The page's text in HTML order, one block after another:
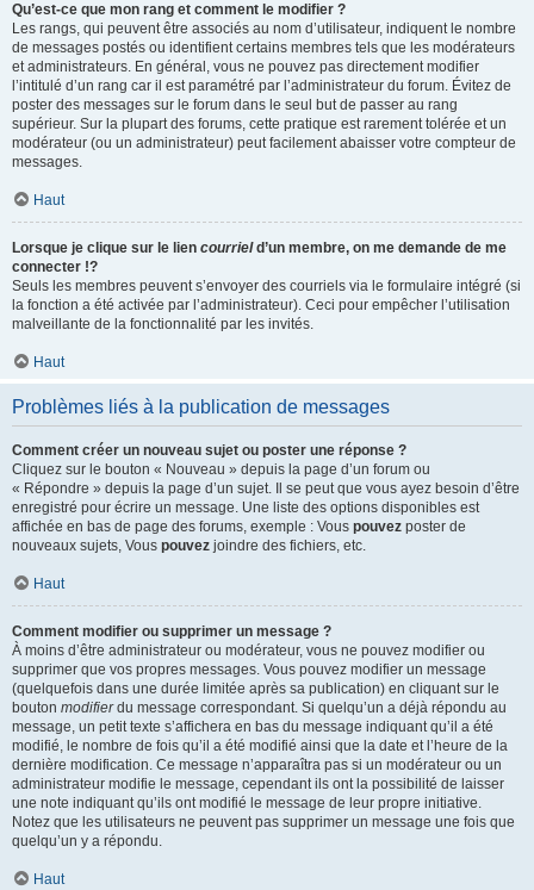
Qu’est-ce que mon rang et comment le modifier ?
Les rangs, qui peuvent être associés au nom d’utilisateur, indiquent le nombre
de messages postés ou identifient certains membres tels que les modérateurs
et administrateurs. En général, vous ne pouvez pas directement modifier
l’intitulé d’un rang car il est paramétré par l’administrateur du forum. Évitez de
poster des messages sur le forum dans le seul but de passer au rang
supérieur. Sur la plupart des forums, cette pratique est rarement tolérée et un
modérateur (ou un administrateur) peut facilement abaisser votre compteur de
messages.
Haut
Lorsque je clique sur le lien courrield’un membre, on me demande de me
connecter !?
Seuls les membres peuvent s’envoyer des courriels via le formulaire intégré (si
la fonction a été activée par l’administrateur). Ceci pour empêcher l’utilisation
malveillante de la fonctionnalité par les invités.
Haut
Problèmes liés à la publication de messages
Comment créer un nouveau sujet ou poster une réponse ?
Cliquez sur le bouton « Nouveau » depuis la page d’un forum ou
« Répondre » depuis la page d’un sujet. Il se peut que vous ayez besoin d’être
enregistré pour écrire un message. Une liste des options disponibles est
affichée en bas de page des forums, exemple : Vous pouvez poster de
nouveaux sujets, Vous pouvez joindre des fichiers, etc.
Haut
Comment modifier ou supprimer un message ?
À moins d’être administrateur ou modérateur, vous ne pouvez modifier ou
supprimer que vos propres messages. Vous pouvez modifier un message
(quelquefois dans une durée limitée après sa publication) en cliquant sur le
bouton modifierdu message correspondant. Si quelqu’un a déjà répondu au
message, un petit texte s’affichera en bas du message indiquant qu’il a été
modifié, le nombre de fois qu’il a été modifié ainsi que la date et l’heure de la
dernière modification. Ce message n’apparaîtra pas si un modérateur ou un
administrateur modifie le message, cependant ils ont la possibilité de laisser
une note indiquant qu’ils ont modifié le message de leur propre initiative.
Notez que les utilisateurs ne peuvent pas supprimer un message une fois que
quelqu’un y a répondu.
Haut